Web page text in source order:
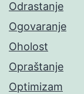
Odrastanje
Ogovaranje
Oholost
Opraštanje
Optimizam